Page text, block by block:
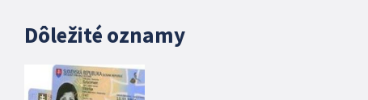
Dôležité oznamy